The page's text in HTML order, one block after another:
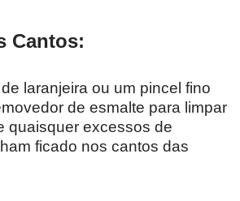
Cantos:
laranjeira ou um pincel fino
de esmalte para limpar
quaisquer excessos de
ficado nos cantos das